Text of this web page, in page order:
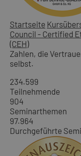
Startseite
Council - Certified
(CEH)
Zahlen, die
selbst.
234.599
Teilnehmende
904
Seminarthemen
97.964
Durchgeführte